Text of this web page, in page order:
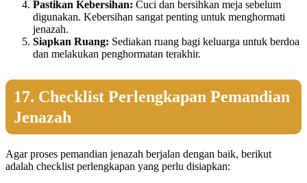
Pastikan Kebersihan: Cuci dan bersihkan meja sebelum
digunakan. Kebersihan sangat penting untuk menghormati
jenazah.
Siapkan Ruang: Sediakan ruang bagi keluarga untuk berdoa
dan melakukan penghormatan terakhir.
17. Checklist Perlengkapan Pemandian
Jenazah
Agar proses pemandian jenazah berjalan dengan baik, berikut
adalah checklist perlengkapan yang perlu disiapkan: